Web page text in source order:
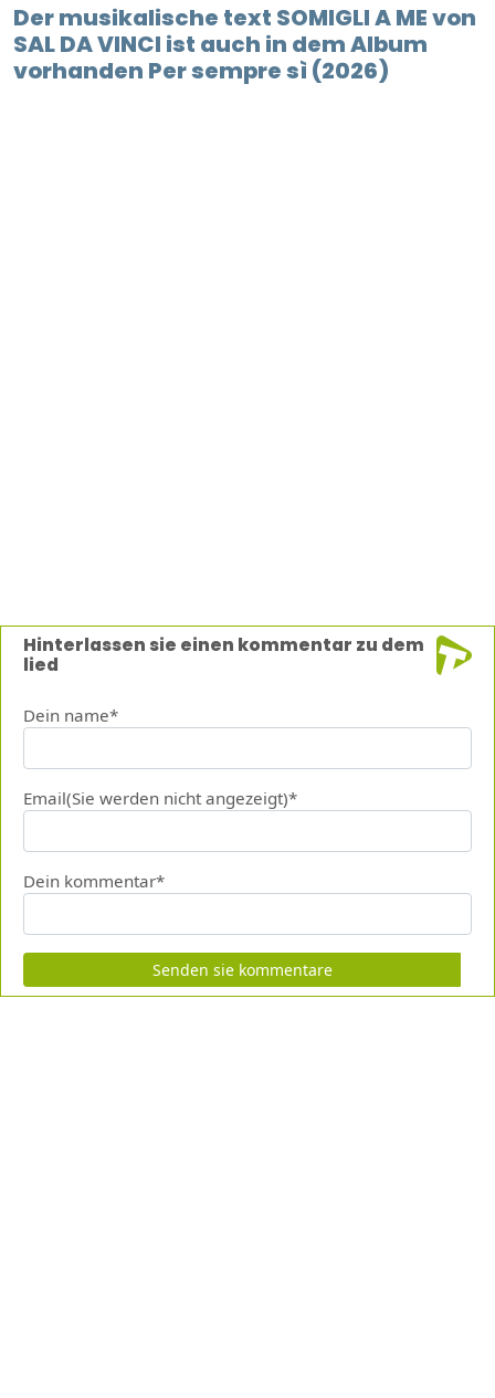
Der musikalische text SOMIGLI A ME von
SAL DA VINCI ist auch in dem Album
vorhanden Per sempre sì (2026)
Hinterlassen sie einen kommentar zu dem
lied
Dein name*
Email(Sie werden nicht angezeigt)*
Dein kommentar*
Senden sie kommentare